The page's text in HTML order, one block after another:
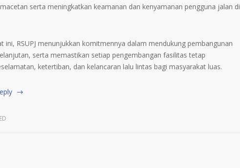
serta meningkatkan keamanan dan kenyamanan pengguna jalan di
ini, RSUPJ menunjukkan komitmennya dalam mendukung pembangunan
serta memastikan setiap pengembangan fasilitas tetap
ketertiban, dan kelancaran lalu lintas bagi masyarakat luas.